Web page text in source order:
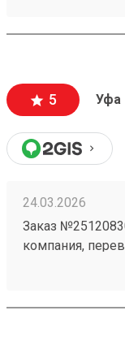
5 Уфа
24.03.2026
Заказ
компания,
с данной ТК!